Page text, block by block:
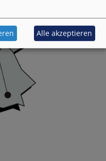
Alle akzeptieren